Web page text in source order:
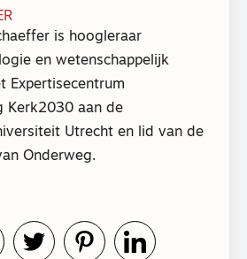
is hoogleraar
en wetenschappelijk
Expertisecentrum
Kerk2030 aan de
Utrecht en lid van de
Onderweg.